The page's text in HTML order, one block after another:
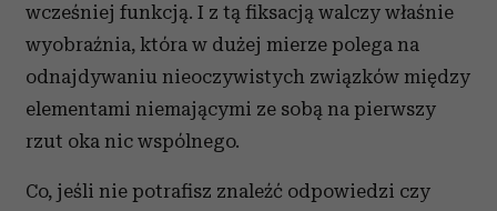
wcześniej funkcją. I z tą fiksacją walczy właśnie
wyobraźnia, która w dużej mierze polega na
odnajdywaniu nieoczywistych związków między
elementami niemającymi ze sobą na pierwszy
rzut oka nic wspólnego.
Co, jeśli nie potrafisz znaleźć odpowiedzi czy